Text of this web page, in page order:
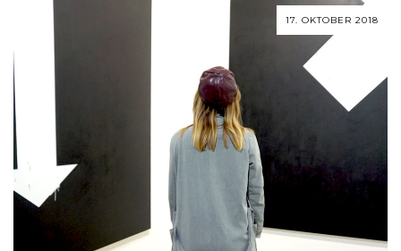
17. OKTOBER 2018